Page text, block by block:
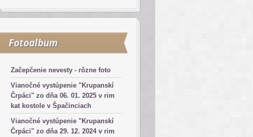
Fotoalbum
Začepčenie nevesty - rôzne foto
Vianočné vystúpenie "Krupanskí
Črpáci" zo dňa 06. 01. 2025 v rim
kat kostole v Špačinciach
Vianočné vystúpenie "Krupanskí
Črpáci" zo dňa 29. 12. 2024 v rim